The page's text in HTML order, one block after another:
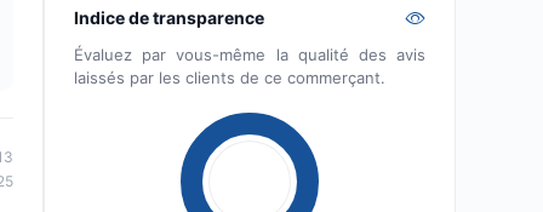
Indice de transparence
Évaluez par vous-même la qualité des avis
laissés par les clients de ce commerçant.